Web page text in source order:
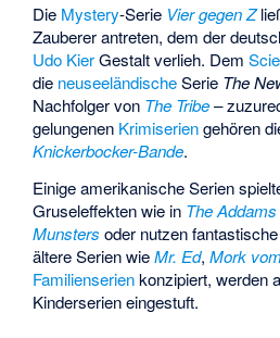
Die Mystery-Serie Vier gegen Z
Zauberer antreten, dem der
Udo KierGestalt verlieh. Dem
die neuseeländischeSerie The
Nachfolger von The Tribe–
gelungenen Krimiseriengehören
Knickerbocker-Bande.
Einige amerikanische Serien
Gruseleffekten wie in The
Munsters oder nutzen
ältere Serien wieMr. Ed,Mork
Familienserienkonzipiert, werden
Kinderserien eingestuft.